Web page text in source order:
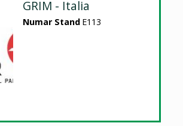
GRIM - Italia
Numar Stand E113